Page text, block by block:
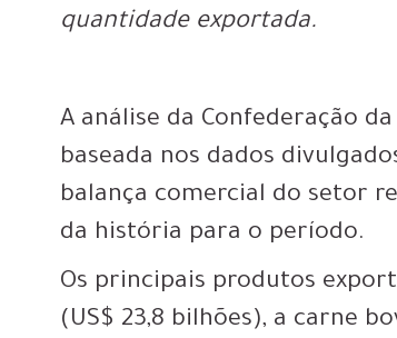
quantidade exportada.
A análise da Confederação
baseada nos dados
balança comercial do setor
da história para o período.
Os principais produtos
(US$ 23,8 bilhões), a carne